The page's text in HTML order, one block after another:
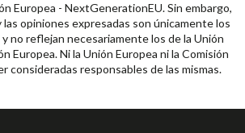
Europea - NextGenerationEU. Sin embargo,
opiniones expresadas son únicamente los
no reflejan necesariamente los de la Unión
Europea. Ni la Unión Europea ni la Comisión
consideradas responsables de las mismas.